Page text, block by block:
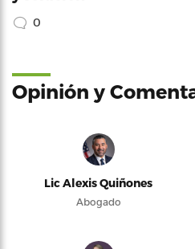
0
Opinión y
Lic Alexis Quiñones
Abogado